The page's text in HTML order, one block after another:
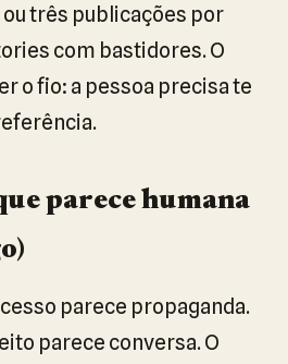
ou três publicações por
com bastidores. O
o fio: a pessoa precisa te
parece humana
parece propaganda.
parece conversa. O